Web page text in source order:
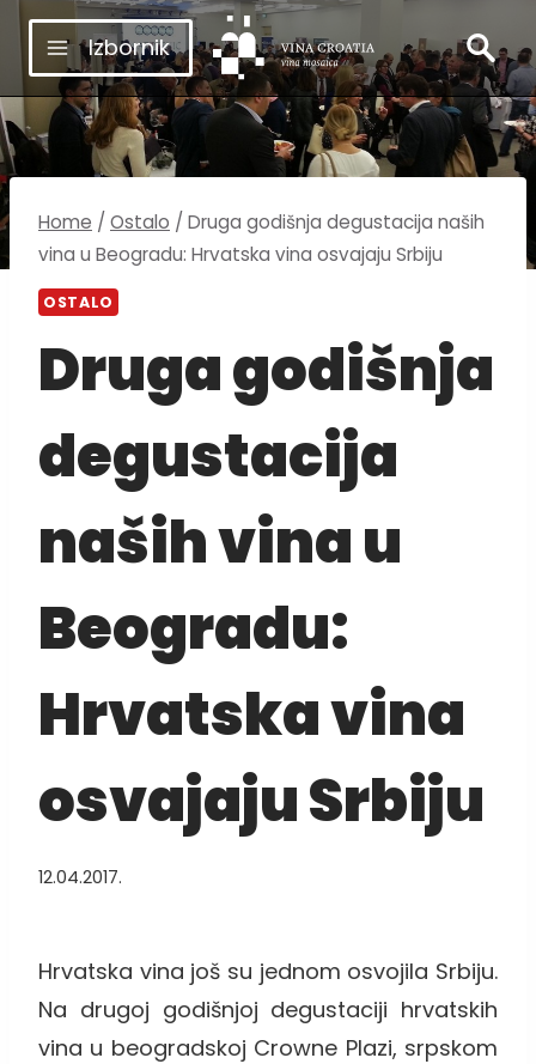
Skip
to
content
Izbornik
Home / Ostalo / Druga godišnja degustacija naših
vina u Beogradu: Hrvatska vina osvajaju Srbiju
OSTALO
Druga godišnja
degustacija
naših vina u
Beogradu:
Hrvatska vina
osvajaju Srbiju
12.04.2017.
Hrvatska vina još su jednom osvojila Srbiju.
Na drugoj godišnjoj degustaciji hrvatskih
vina u beogradskoj Crowne Plazi, srpskom